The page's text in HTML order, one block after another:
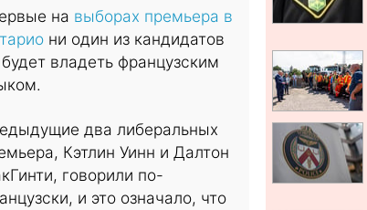
на выборах премьера в
ни один из кандидатов
владеть французским
два либеральных
Кэтлин Уинн и Далтон
говорили по-
и это означало, что